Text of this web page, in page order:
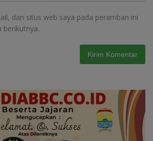
dan situs web saya pada peramban ini
berikutnya.